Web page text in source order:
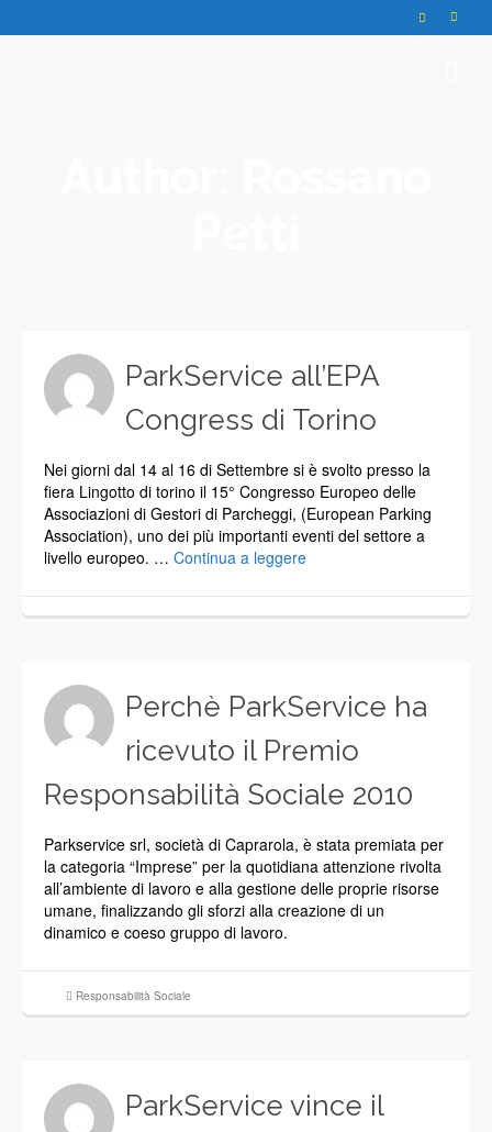
ParkService all’EPA
Congress di Torino
Nei giorni dal 14 al 16 di Settembre si è svolto presso la
fiera Lingotto di torino il 15° Congresso Europeo delle
Associazioni di Gestori di Parcheggi, (European Parking
Association), uno dei più importanti eventi del settore a
livello europeo. … Continua a leggere
Perchè ParkService ha
ricevuto il Premio
Responsabilità Sociale 2010
Parkservice srl, società di Caprarola, è stata premiata per
la categoria “Imprese” per la quotidiana attenzione rivolta
all’ambiente di lavoro e alla gestione delle proprie risorse
umane, finalizzando gli sforzi alla creazione di un
dinamico e coeso gruppo di lavoro.
Responsabilità Sociale
ParkService vince il